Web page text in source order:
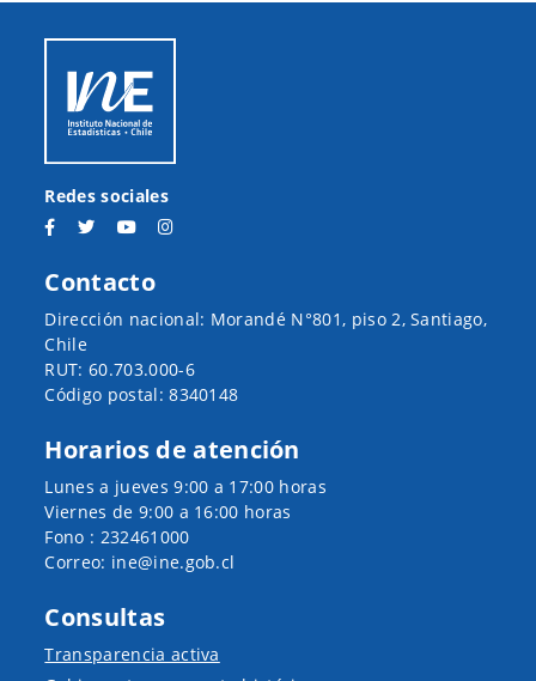
Redes sociales
Contacto
Dirección nacional: Morandé N°801, piso 2, Santiago,
Chile
RUT: 60.703.000-6
Código postal: 8340148
Horarios de atención
Lunes a jueves 9:00 a 17:00 horas
Viernes de 9:00 a 16:00 horas
Fono : 232461000
Correo: ine@ine.gob.cl
Consultas
Transparencia activa